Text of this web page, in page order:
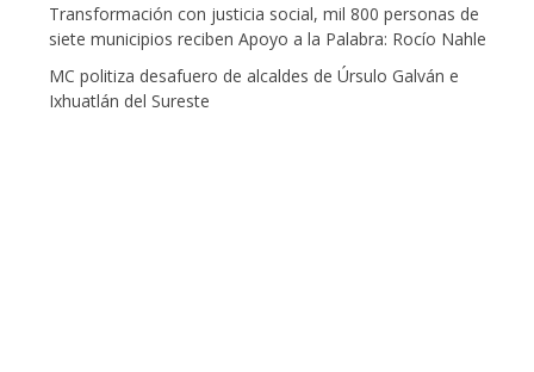
Transformación con justicia social, mil 800 personas de
siete municipios reciben Apoyo a la Palabra: Rocío Nahle
MC politiza desafuero de alcaldes de Úrsulo Galván e
Ixhuatlán del Sureste